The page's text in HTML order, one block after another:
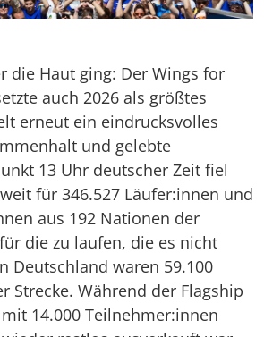
die Haut ging: Der Wings for
auch 2026 als größtes
erneut ein eindrucksvolles
und gelebte
13 Uhr deutscher Zeit fiel
für 346.527 Läufer:innen und
aus 192 Nationen der
die zu laufen, die es nicht
Deutschland waren 59.100
Strecke. Während der Flagship
14.000 Teilnehmer:innen